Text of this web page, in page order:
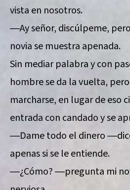
vista en nosotros.
―Ay señor, discúlpeme,
novia se muestra apenada.
Sin mediar palabra y con
hombre se da la vuelta,
marcharse, en lugar de eso
entrada con candado y se
―Dame todo el dinero
apenas si se le entiende.
―¿Cómo? ―pregunta mi